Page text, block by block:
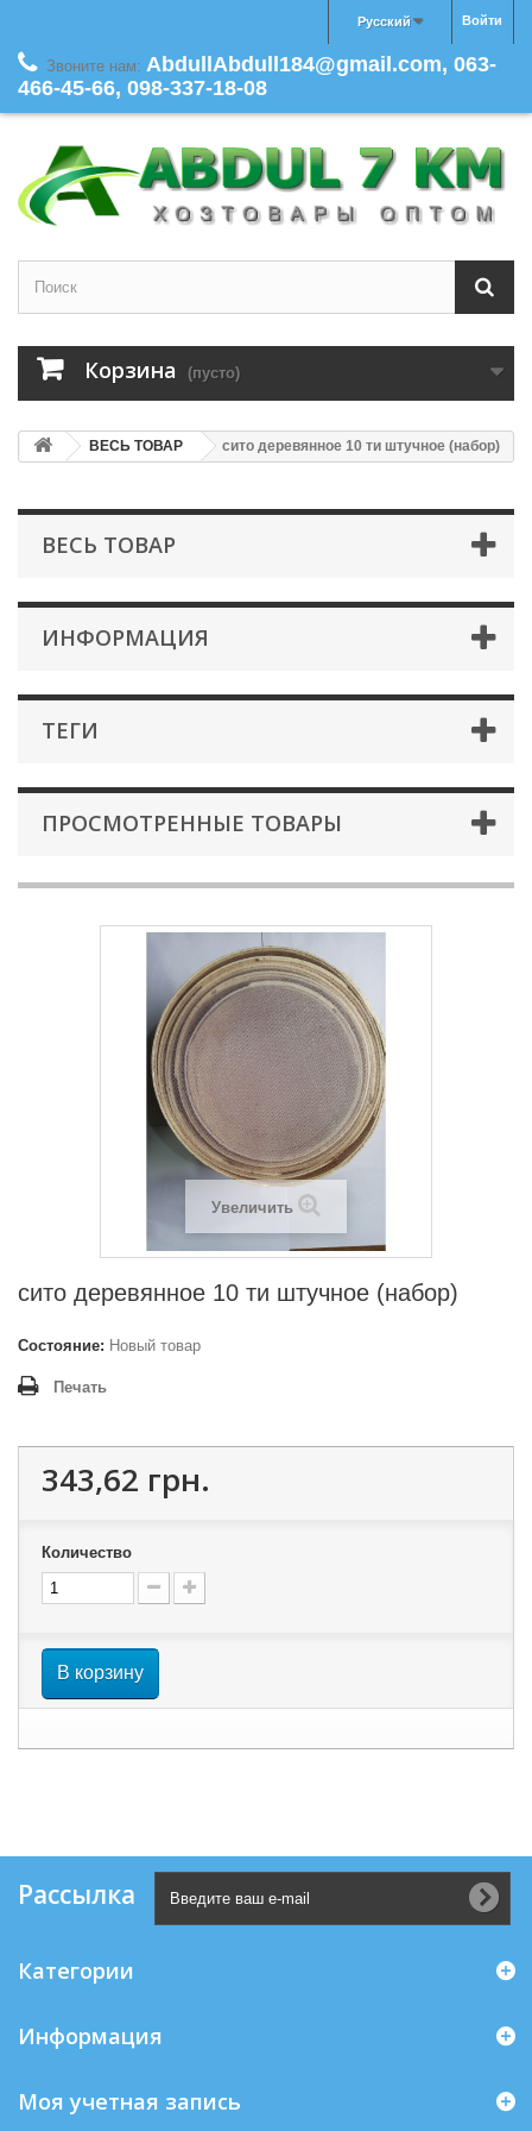
Войти
Русский
Звоните нам: AbdullAbdull184@gmail.com, 063-
466-45-66, 098-337-18-08
Корзина (пусто)
ВЕСЬ ТОВАР сито деревянное 10 ти штучное (набор)
ВЕСЬ ТОВАР
ИНФОРМАЦИЯ
ТЕГИ
ПРОСМОТРЕННЫЕ ТОВАРЫ
Увеличить
сито деревянное 10 ти штучное (набор)
Состояние: Новый товар
Печать
343,62 грн.
Количество
В корзину
Рассылка
Категории
Информация
Моя учетная запись